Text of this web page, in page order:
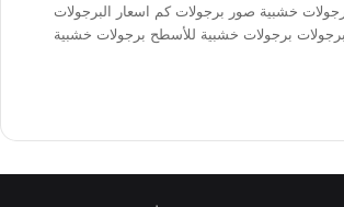
خشبية صور برجولات كم اسعار البرجولات
برجولات خشبية للأسطح برجولات خشبية